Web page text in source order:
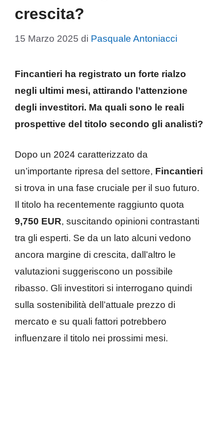
crescita?
15 Marzo 2025 di Pasquale Antoniacci
Fincantieri ha registrato un forte rialzo
negli ultimi mesi, attirando l’attenzione
degli investitori. Ma quali sono le reali
prospettive del titolo secondo gli analisti?
Dopo un 2024 caratterizzato da
un’importante ripresa del settore, Fincantieri
si trova in una fase cruciale per il suo futuro.
Il titolo ha recentemente raggiunto quota
9,750 EUR, suscitando opinioni contrastanti
tra gli esperti. Se da un lato alcuni vedono
ancora margine di crescita, dall’altro le
valutazioni suggeriscono un possibile
ribasso. Gli investitori si interrogano quindi
sulla sostenibilità dell’attuale prezzo di
mercato e su quali fattori potrebbero
influenzare il titolo nei prossimi mesi.